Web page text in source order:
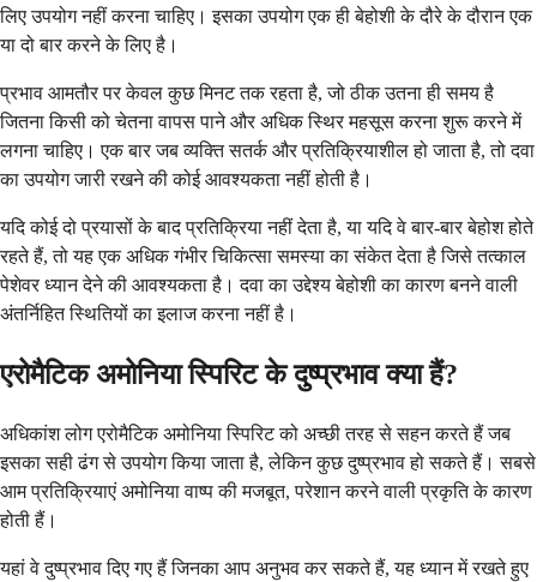
लिए उपयोग नहीं करना चाहिए। इसका उपयोग एक ही बेहोशी के दौरे के दौरान एक
या दो बार करने के लिए है।
प्रभाव आमतौर पर केवल कुछ मिनट तक रहता है, जो ठीक उतना ही समय है
जितना किसी को चेतना वापस पाने और अधिक स्थिर महसूस करना शुरू करने में
लगना चाहिए। एक बार जब व्यक्ति सतर्क और प्रतिक्रियाशील हो जाता है, तो दवा
का उपयोग जारी रखने की कोई आवश्यकता नहीं होती है।
यदि कोई दो प्रयासों के बाद प्रतिक्रिया नहीं देता है, या यदि वे बार-बार बेहोश होते
रहते हैं, तो यह एक अधिक गंभीर चिकित्सा समस्या का संकेत देता है जिसे तत्काल
पेशेवर ध्यान देने की आवश्यकता है। दवा का उद्देश्य बेहोशी का कारण बनने वाली
अंतर्निहित स्थितियों का इलाज करना नहीं है।
एरोमैटिक अमोनिया स्पिरिट के दुष्प्रभाव क्या हैं?
अधिकांश लोग एरोमैटिक अमोनिया स्पिरिट को अच्छी तरह से सहन करते हैं जब
इसका सही ढंग से उपयोग किया जाता है, लेकिन कुछ दुष्प्रभाव हो सकते हैं। सबसे
आम प्रतिक्रियाएं अमोनिया वाष्प की मजबूत, परेशान करने वाली प्रकृति के कारण
होती हैं।
यहां वे दुष्प्रभाव दिए गए हैं जिनका आप अनुभव कर सकते हैं, यह ध्यान में रखते हुए